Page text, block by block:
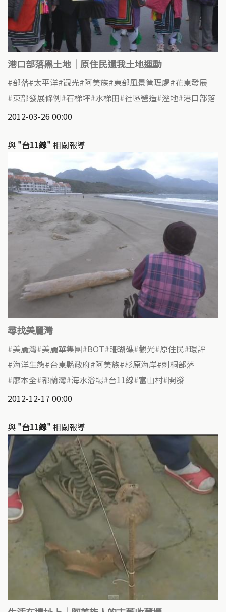
港口部落黑土地｜原住民還我土地運動
部落 太平洋 觀光 阿美族 東部風景管理處 花東發展
東部發展條例 石梯坪 水梯田 社區營造 溼地 港口部落
2012-03-26 00:00
與 "台11線" 相關報導
尋找美麗灣
美麗灣 美麗華集團 BOT 珊瑚礁 觀光 原住民 環評
海洋生態 台東縣政府 阿美族 杉原海岸 刺桐部落
廖本全 都蘭灣 海水浴場 台11線 富山村 開發
2012-12-17 00:00
與 "台11線" 相關報導